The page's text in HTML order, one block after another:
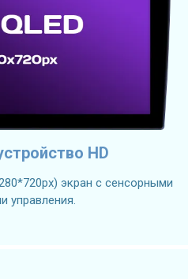
HD
экран с сенсорными
управления.